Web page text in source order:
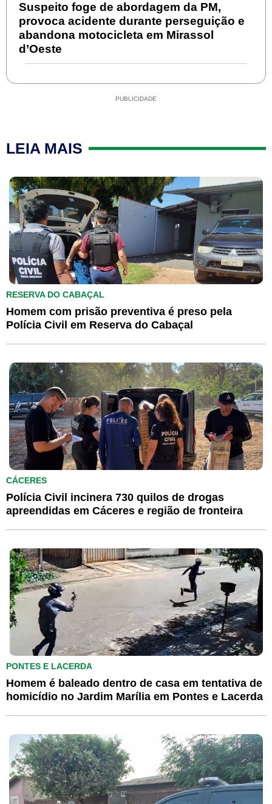
Suspeito foge de abordagem da PM,
provoca acidente durante perseguição e
abandona motocicleta em Mirassol
d’Oeste
PUBLICIDADE
LEIA MAIS
RESERVA DO CABAÇAL
Homem com prisão preventiva é preso pela
Polícia Civil em Reserva do Cabaçal
CÁCERES
Polícia Civil incinera 730 quilos de drogas
apreendidas em Cáceres e região de fronteira
PONTES E LACERDA
Homem é baleado dentro de casa em tentativa de
homicídio no Jardim Marília em Pontes e Lacerda